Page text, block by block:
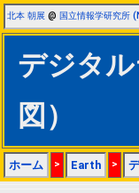
北本 朝展 @ 国立情報学研究所
デジタ
図）
ホーム > Earth >